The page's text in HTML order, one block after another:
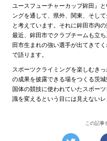
ユースフューチャーカップ鉾田』
ングを通して、県外、関東、そし
と考えています。それに鉾田市内
最近、鉾田市でクラブチームも立
田市生まれの強い選手が出てきて
で語ります。
スポーツクライミングを楽しむき
の成果を披露できる場をつくる茨
国体の競技に使われていたスポー
識を変えるという目には見えないレ
この記事